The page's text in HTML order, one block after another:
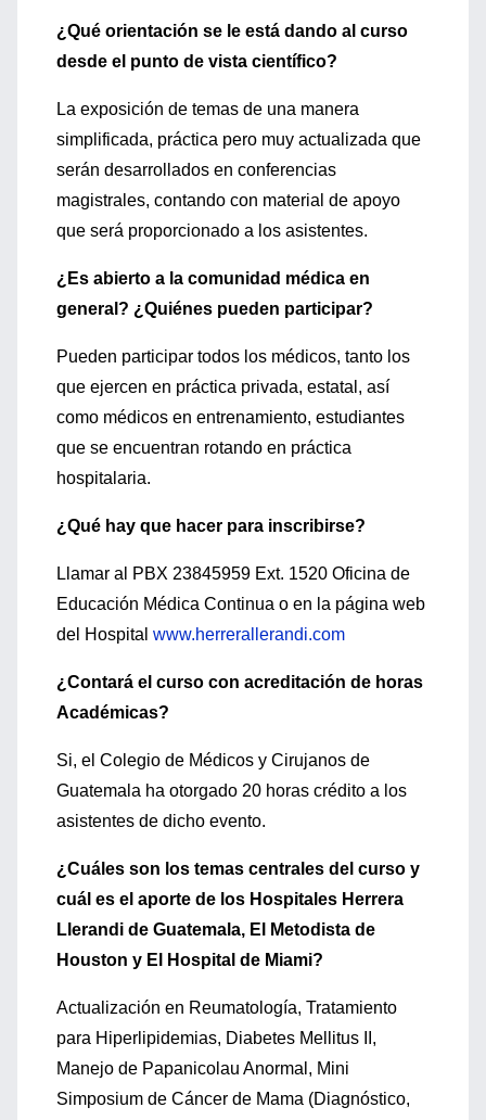
¿Qué orientación se le está dando al curso
desde el punto de vista científico?
La exposición de temas de una manera
simplificada, práctica pero muy actualizada que
serán desarrollados en conferencias
magistrales, contando con material de apoyo
que será proporcionado a los asistentes.
¿Es abierto a la comunidad médica en
general? ¿Quiénes pueden participar?
Pueden participar todos los médicos, tanto los
que ejercen en práctica privada, estatal, así
como médicos en entrenamiento, estudiantes
que se encuentran rotando en práctica
hospitalaria.
¿Qué hay que hacer para inscribirse?
Llamar al PBX 23845959 Ext. 1520 Oficina de
Educación Médica Continua o en la página web
del Hospital www.herrerallerandi.com
¿Contará el curso con acreditación de horas
Académicas?
Si, el Colegio de Médicos y Cirujanos de
Guatemala ha otorgado 20 horas crédito a los
asistentes de dicho evento.
¿Cuáles son los temas centrales del curso y
cuál es el aporte de los Hospitales Herrera
Llerandi de Guatemala, El Metodista de
Houston y El Hospital de Miami?
Actualización en Reumatología, Tratamiento
para Hiperlipidemias, Diabetes Mellitus II,
Manejo de Papanicolau Anormal, Mini
Simposium de Cáncer de Mama (Diagnóstico,